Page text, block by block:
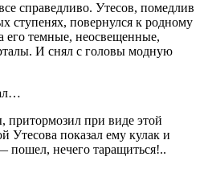
справедливо. Утесов, помедлив
ступенях, повернулся к родному
его темные, неосвещенные,
И снял с головы модную
притормозил при виде этой
Утесова показал ему кулак и
пошел, нечего таращиться!..